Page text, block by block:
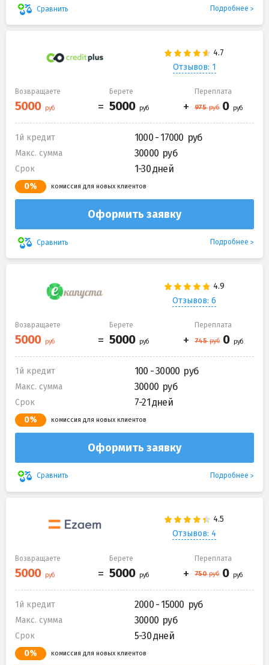
Сравнить Подробнее
Отзывов: 1
Возвращаете Берете Переплата
1й кредит 1000 - 17000
Макс. сумма 30000
Срок 1-30 дней
0% комиссия для новых клиентов
Оформить заявку
Сравнить Подробнее
Отзывов: 6
Возвращаете Берете Переплата
1й кредит 100 - 30000
Макс. сумма 30000
Срок 7-21 дней
0% комиссия для новых клиентов
Оформить заявку
Сравнить Подробнее
Отзывов: 4
Возвращаете Берете Переплата
1й кредит 2000 - 15000
Макс. сумма 30000
Срок 5-30 дней
0% комиссия для новых клиентов